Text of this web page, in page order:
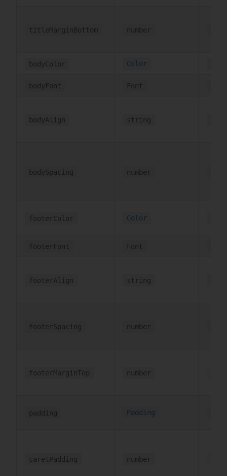
titleMarginBottom number
bodyColor Color
bodyFont Font
bodyAlign string
bodySpacing number
footerColor Color
footerFont Font
footerAlign string
footerSpacing number
footerMarginTop number
padding Padding
caretPadding number